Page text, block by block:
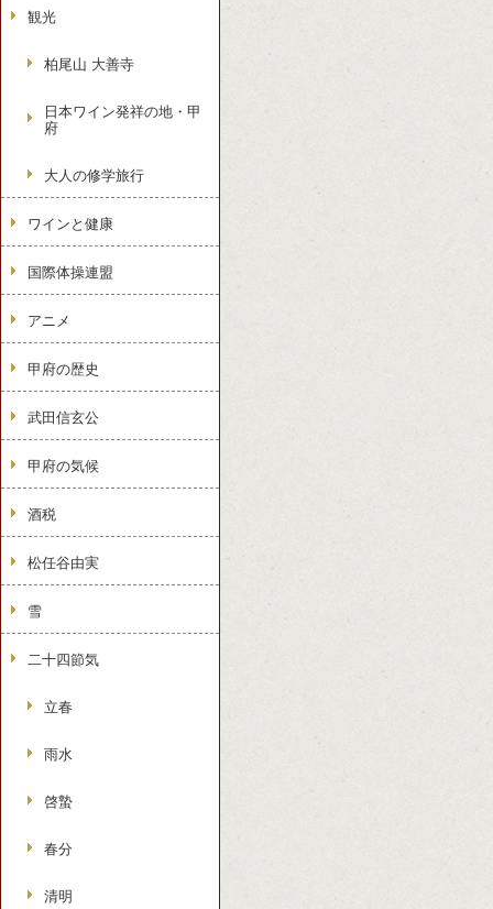
観光
柏尾山 大善寺
日本ワイン発祥の地・甲
府
大人の修学旅行
ワインと健康
国際体操連盟
アニメ
甲府の歴史
武田信玄公
甲府の気候
酒税
松任谷由実
雪
二十四節気
立春
雨水
啓蟄
春分
清明